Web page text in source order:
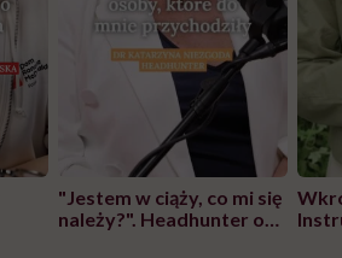
"Jestem w ciąży, co mi się
należy?". Headhunter o